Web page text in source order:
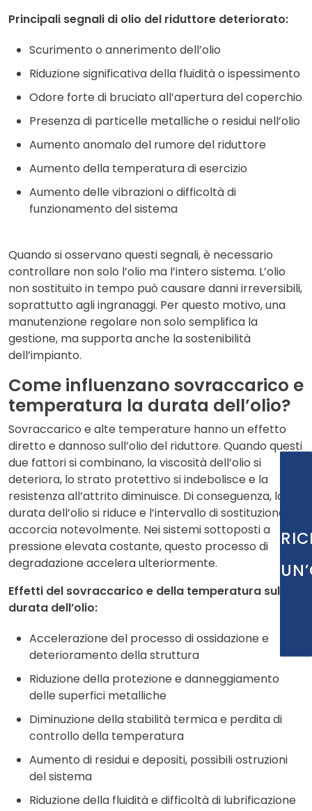
Principali segnali di olio del riduttore deteriorato:
Scurimento o annerimento dell’olio
Riduzione significativa della fluidità o ispessimento
Odore forte di bruciato all’apertura del coperchio
Presenza di particelle metalliche o residui nell’olio
Aumento anomalo del rumore del riduttore
Aumento della temperatura di esercizio
Aumento delle vibrazioni o difficoltà di
funzionamento del sistema
Quando si osservano questi segnali, è necessario
controllare non solo l’olio ma l’intero sistema. L’olio
non sostituito in tempo può causare danni irreversibili,
soprattutto agli ingranaggi. Per questo motivo, una
manutenzione regolare non solo semplifica la
gestione, ma supporta anche la sostenibilità
dell’impianto.
Come influenzano sovraccarico e
temperatura la durata dell’olio?
Sovraccarico e alte temperature hanno un effetto
diretto e dannoso sull’olio del riduttore. Quando questi
due fattori si combinano, la viscosità dell’olio si
deteriora, lo strato protettivo si indebolisce e la
resistenza all’attrito diminuisce. Di conseguenza, la
durata dell’olio si riduce e l’intervallo di sostituzione si
accorcia notevolmente. Nei sistemi sottoposti a
pressione elevata costante, questo processo di
degradazione accelera ulteriormente.
Effetti del sovraccarico e della temperatura sulla
durata dell’olio:
Accelerazione del processo di ossidazione e
deterioramento della struttura
Riduzione della protezione e danneggiamento
delle superfici metalliche
Diminuzione della stabilità termica e perdita di
controllo della temperatura
Aumento di residui e depositi, possibili ostruzioni
del sistema
Riduzione della fluidità e difficoltà di lubrificazione